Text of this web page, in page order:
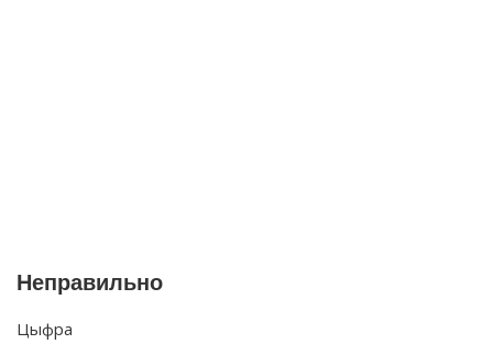
Неправильно
Цыфра